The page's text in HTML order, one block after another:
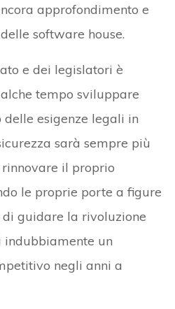
approfondimento e
software house.
e dei legislatori è
tempo sviluppare
delle esigenze legali in
sarà sempre più
il proprio
le proprie porte a figure
guidare la rivoluzione
un
negli anni a